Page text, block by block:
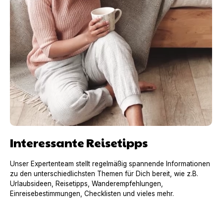
Interessante Reisetipps
Unser Expertenteam stellt regelmäßig spannende Informationen
zu den unterschiedlichsten Themen für Dich bereit, wie z.B.
Urlaubsideen, Reisetipps, Wanderempfehlungen,
Einreisebestimmungen, Checklisten und vieles mehr.